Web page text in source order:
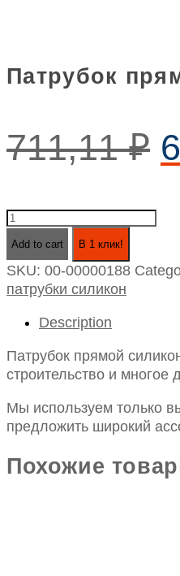
Патрубок
711,11₽
Патрубок
(d
38
quantity
Add to cart В 1 клик!
SKU: 00-00000188
патрубки силикон
Description
Патрубок прямой
строительство и многое
Мы используем только
предложить широкий
Похожие